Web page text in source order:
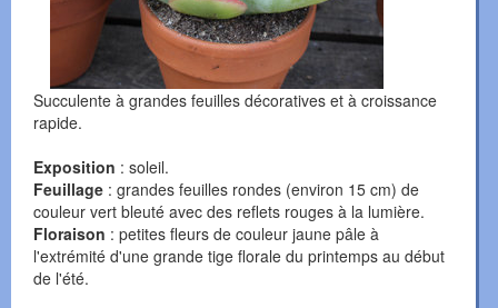
Succulente à grandes feuilles décoratives et à croissance
rapide.
Exposition : soleil.
Feuillage : grandes feuilles rondes (environ 15 cm) de
couleur vert bleuté avec des reflets rouges à la lumière.
Floraison : petites fleurs de couleur jaune pâle à
l'extrémité d'une grande tige florale du printemps au début
de l'été.